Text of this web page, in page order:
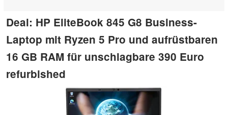
Deal: HP EliteBook 845 G8 Business-
Laptop mit Ryzen 5 Pro und aufrüstbaren
16 GB RAM für unschlagbare 390 Euro
refurbished